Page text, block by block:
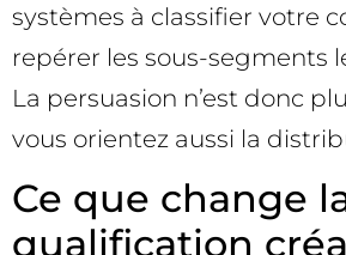
systèmes à classifier votre
repérer les sous-segments
La persuasion n’est donc
vous orientez aussi la
Ce que change
qualification